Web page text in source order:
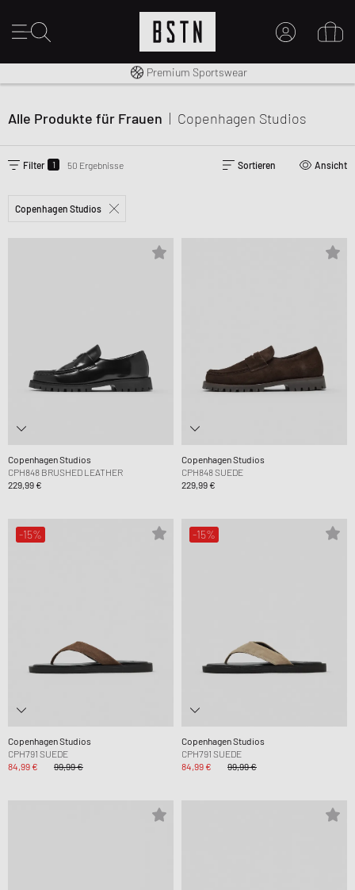
EINEN ACCOUNT ERSTELLEN
Kostenloser Versand nach DE ab € 70
Premium Sportswear
14 Tage Rückgaberecht
Alle Produkte für Frauen | Copenhagen Studios
Filter 1 50 Ergebnisse Sortieren Ansicht
Copenhagen Studios
Copenhagen Studios
CPH848 BRUSHED LEATHER
229,99 €
Copenhagen Studios
CPH848 SUEDE
229,99 €
-15%
Copenhagen Studios
CPH791 SUEDE
84,99 €
99,99 €
-15%
Copenhagen Studios
CPH791 SUEDE
84,99 €
99,99 €